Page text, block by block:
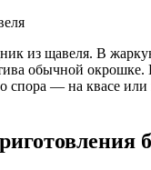
из щавеля. В
обычной
спора — на квасе